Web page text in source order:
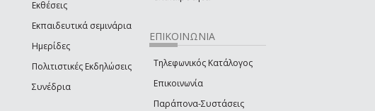
Εκθέσεις
Εκπαιδευτικά σεμινάρια
Ημερίδες
Πολιτιστικές Εκδηλώσεις
Συνέδρια
ΕΠΙΚΟΙΝΩΝΙΑ
Τηλεφωνικός Κατάλογος
Επικοινωνία
Παράπονα-Συστάσεις